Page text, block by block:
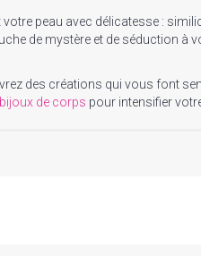
peau avec délicatesse :
de mystère et de séduction à
des créations qui vous font
bijoux de corps pour intensifier